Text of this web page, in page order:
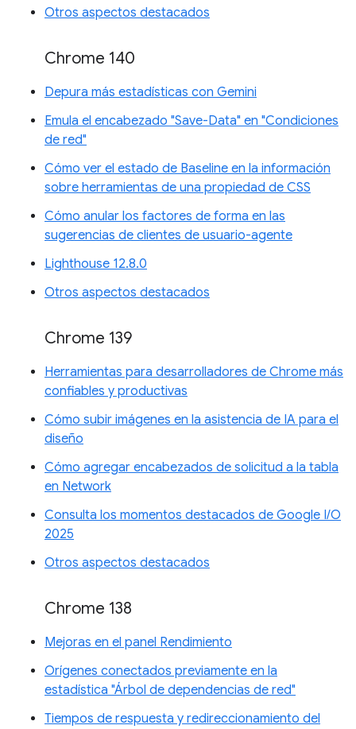
Otros aspectos destacados
Chrome 140
Depura más estadísticas con Gemini
Emula el encabezado "Save-Data" en "Condiciones
de red"
Cómo ver el estado de Baseline en la información
sobre herramientas de una propiedad de CSS
Cómo anular los factores de forma en las
sugerencias de clientes de usuario-agente
Lighthouse 12.8.0
Otros aspectos destacados
Chrome 139
Herramientas para desarrolladores de Chrome más
confiables y productivas
Cómo subir imágenes en la asistencia de IA para el
diseño
Cómo agregar encabezados de solicitud a la tabla
en Network
Consulta los momentos destacados de Google I/O
2025
Otros aspectos destacados
Chrome 138
Mejoras en el panel Rendimiento
Orígenes conectados previamente en la
estadística "Árbol de dependencias de red"
Tiempos de respuesta y redireccionamiento del